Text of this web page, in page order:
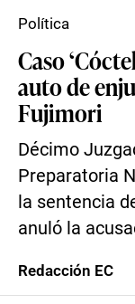
Caso
auto de
Fujimori
Décimo
Preparatoria
la sentencia
anuló la
Política
Redacción EC